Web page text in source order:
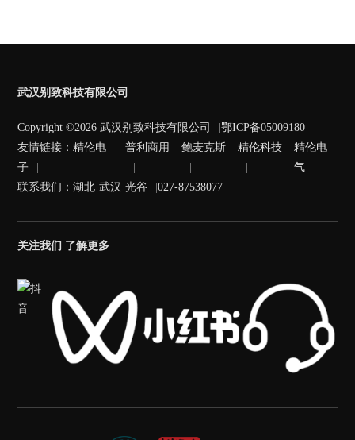
武汉别致科技有限公司
Copyright ©2026 武汉别致科技有限公司
鄂ICP备05009180
友情链接：精伦电
子
普利商用 鲍麦克斯 精伦科技
精伦电
气
联系我们：湖北·武汉·光谷
027-87538077
关注我们 了解更多